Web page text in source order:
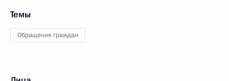
Темы
Обращения граждан